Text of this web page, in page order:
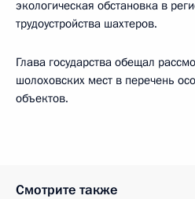
экологическая обстановка в
трудоустройства шахтеров.
Глава государства обещал
шолоховских мест в перечень
объектов.
Смотрите также